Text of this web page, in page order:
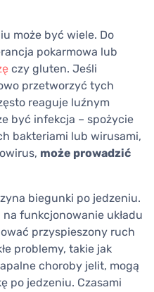
może być wiele. Do
pokarmowa lub
czy gluten. Jeśli
przetworzyć tych
reaguje luźnym
być infekcja – spożycie
bakteriami lub wirusami,
może prowadzić
biegunki po jedzeniu.
na funkcjonowanie układu
przyspieszony ruch
problemy, takie jak
choroby jelit, mogą
po jedzeniu. Czasami